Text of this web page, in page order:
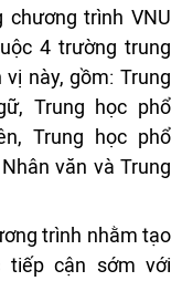
trình VNU
4 trường trung
này, gồm: Trung
Trung học phổ
Trung học phổ
văn và Trung
trình nhằm tạo
tiếp cận sớm với